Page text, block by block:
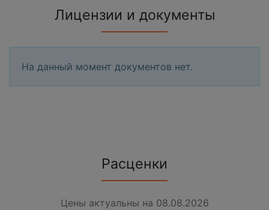
Лицензии и документы
На данный момент документов нет.
Расценки
Цены актуальны на 08.08.2026